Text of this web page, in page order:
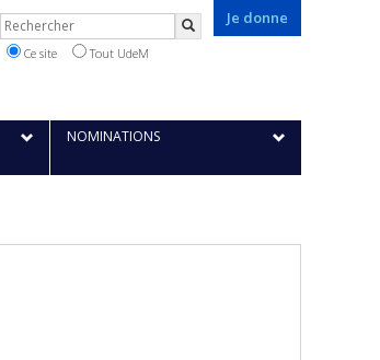
Je donne
Rechercher
Ce site Tout UdeM
NOMINATIONS